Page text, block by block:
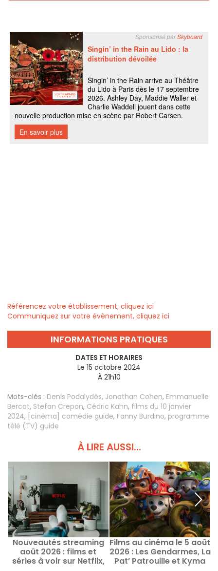
Référencez votre établissement, cliquez ici
Communiquez sur votre évènement, cliquez ici
INFORMATIONS PRATIQUES
DATES ET HORAIRES
Le 15 octobre 2024
À 21h10
Mots-clés : Denis Podalydès, Jonathan Cohen, Emmanuelle
Bercot, Stefan Crepon, Cédric Kahn, films du 10 janvier
2024, [cinéma] comédie guide, Fanny Burdino, programme
télé (TV) guide
À LIRE AUSSI...
Nouveautés streaming
août 2026 : films et
séries à voir sur Netflix,
Films au cinéma le 5 août
2026 : Les Gendarmes, La
Pat’ Patrouille et Kyma